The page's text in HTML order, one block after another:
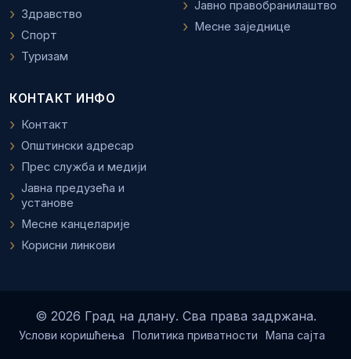
Здравство
Спорт
Туризам
Јавно правобранилаштво
Месне заједнице
КОНТАКТ ИНФО
Контакт
Општински адресар
Прес служба и медији
Јавна предузећа и
установе
Месне канцеларије
Корисни линкови
© 2026 Град на длану. Сва права задржана.
Услови коришћења Политика приватности Мапа сајта